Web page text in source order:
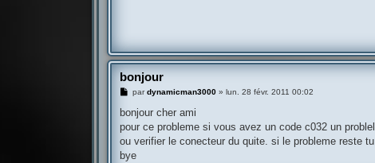
bonjour
M
s
a
g
pardynamicman3000 »lun. 28 févr. 2011 00:02
bonjour cher ami
pour ce probleme si vous avez un code c032 un
ou verifier le conecteur du quite. si le probleme reste
bye